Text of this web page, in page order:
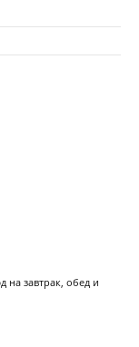
завтрак, обед и